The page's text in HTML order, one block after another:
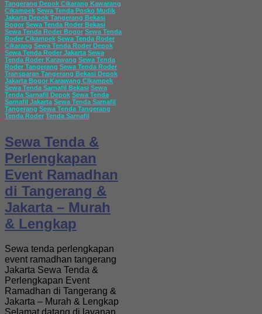
Tangerang Depok Cikarang Kawarang
Cikampek Sewa Tenda Posko Mudik
Jakarta Depok Tangerang Bekasi
Bogor Sewa Tenda Roder Bekasi
Sewa Tenda Roder Bogor Sewa Tenda
Roder Cikampek Sewa Tenda Roder
Cikarang Sewa Tenda Roder Depok
Sewa Tenda Roder Jakarta Sewa
Tenda Roder Karawang Sewa Tenda
Roder Tangerang Sewa Tenda Roder
Transparan Tangerang Bekasi Depok
Jakarta Bogor Karawang CIkampek
Sewa Tenda Sarnafil Bekasi Sewa
Tenda Sarnafil Depok Sewa Tenda
Sarnafil Jakarta Sewa Tenda Sarnafil
Tangerang Sewa Tenda Tangerang
Tenda Roder Tenda Sarnafil
Sewa Tenda &
Perlengkapan
Event Ramadhan
di Tangerang &
Jakarta – Murah
& Lengkap
Sewa tenda perlengkapan
event ramadhan tangerang
Jakarta Sewa Tenda &
Perlengkapan Event
Ramadhan di Tangerang &
Jakarta – Murah & Lengkap
Selamat datang di layanan